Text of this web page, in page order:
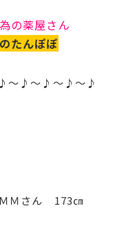
の薬屋さん
たんぽぽ
～♪～♪～♪～♪
Ｍさん 173㎝